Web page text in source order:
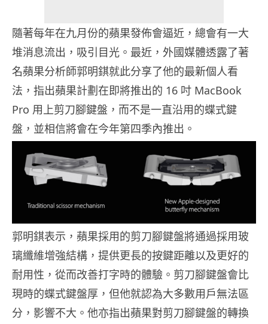
隨著每年在九月份的蘋果發佈會逼近，總會有一大
堆消息流出，吸引目光。最近，外國媒體透露了著
名蘋果分析師郭明錤就此分享了他的最新個人看
法，指出蘋果計劃在即將推出的 16 吋 MacBook
Pro 用上剪刀腳鍵盤，而不是一直沿用的蝶式鍵
盤，並相信將會在今年第四季內推出。
郭明錤表示，蘋果採用的剪刀腳鍵盤將通過採用玻
璃纖維增強結構，提供更長的按鍵距離以及更好的
耐用性，從而改善打字時的體驗。剪刀腳鍵盤會比
現時的蝶式鍵盤厚，但他就認為大多數用戶無法區
分，影響不大。他亦指出蘋果對剪刀腳鍵盤的轉換